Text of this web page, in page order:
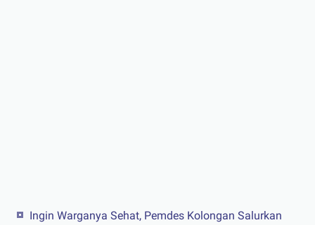
Ingin Warganya Sehat, Pemdes Kolongan Salurkan